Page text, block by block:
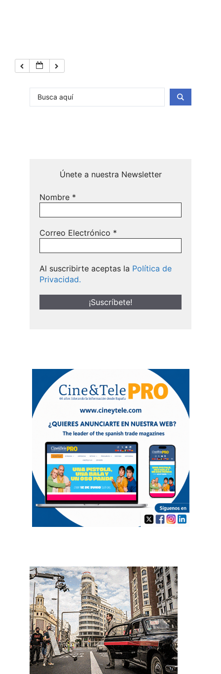
Únete a nuestra Newsletter
Nombre *
Correo Electrónico *
Al suscribirte aceptas la Política de
Privacidad.